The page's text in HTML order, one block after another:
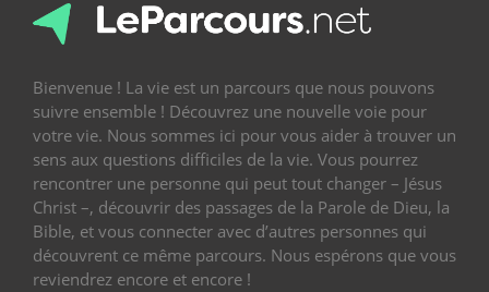
Bienvenue ! La vie est un parcours que nous pouvons
suivre ensemble ! Découvrez une nouvelle voie pour
votre vie. Nous sommes ici pour vous aider à trouver un
sens aux questions difficiles de la vie. Vous pourrez
rencontrer une personne qui peut tout changer – Jésus
Christ –, découvrir des passages de la Parole de Dieu, la
Bible, et vous connecter avec d’autres personnes qui
découvrent ce même parcours. Nous espérons que vous
reviendrez encore et encore !